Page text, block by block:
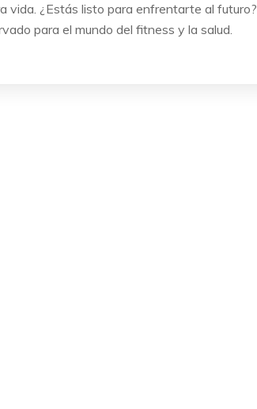
vida. ¿Estás listo para enfrentarte al futuro?
para el mundo del fitness y la salud.